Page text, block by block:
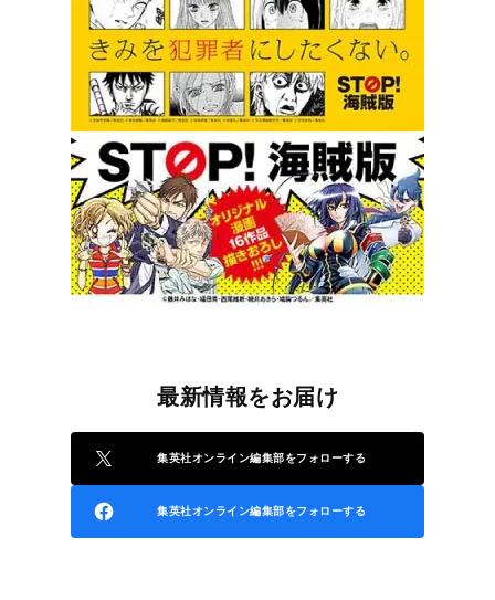
最新情報をお届け
集英社オンライン編集部をフォローする
集英社オンライン編集部をフォローする